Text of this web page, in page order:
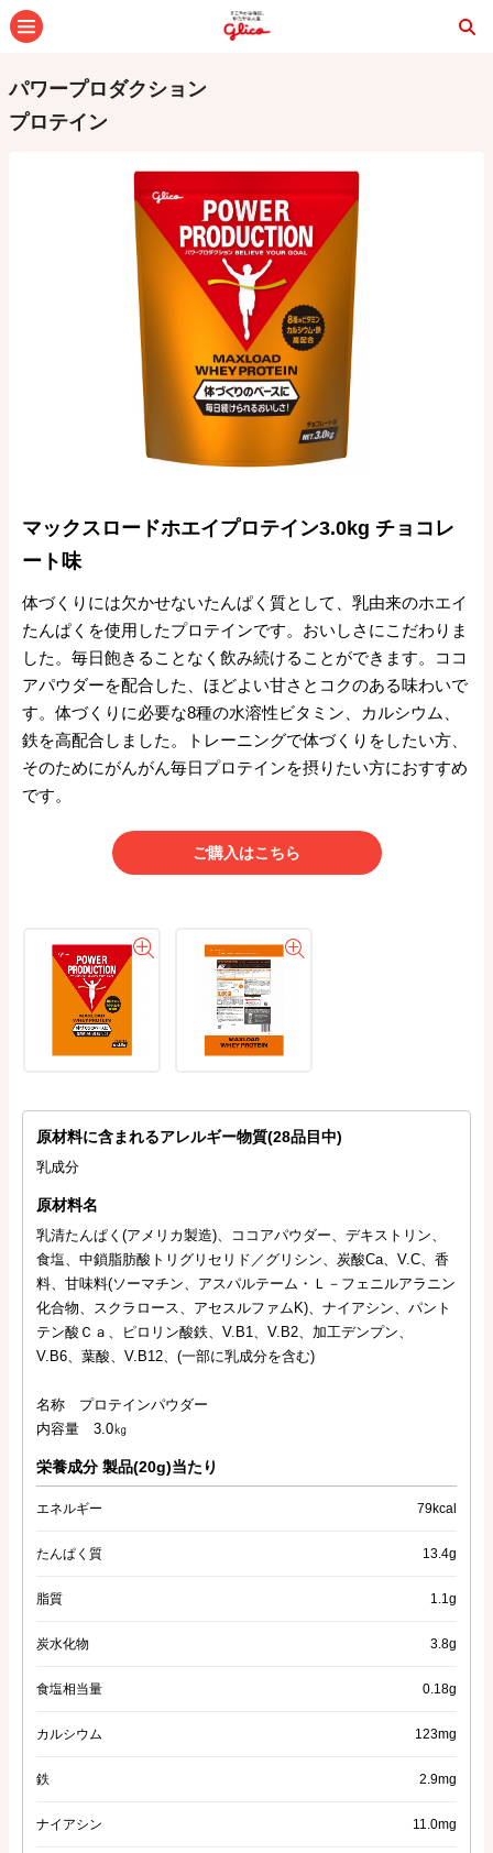
パワープロダクション
プロテイン
マックスロードホエイプロテイン3.0kg チョコレ
ート味
体づくりには欠かせないたんぱく質として、乳由来のホエイ
たんぱくを使用したプロテインです。おいしさにこだわりま
した。毎日飽きることなく飲み続けることができます。ココ
アパウダーを配合した、ほどよい甘さとコクのある味わいで
す。体づくりに必要な8種の水溶性ビタミン、カルシウム、
鉄を高配合しました。トレーニングで体づくりをしたい方、
そのためにがんがん毎日プロテインを摂りたい方におすすめ
です。
ご購入はこちら
原材料に含まれるアレルギー物質(28品目中)
乳成分
原材料名
乳清たんぱく(アメリカ製造)、ココアパウダー、デキストリン、
食塩、中鎖脂肪酸トリグリセリド／グリシン、炭酸Ca、V.C、香
料、甘味料(ソーマチン、アスパルテーム・Ｌ－フェニルアラニン
化合物、スクラロース、アセスルファムK)、ナイアシン、パント
テン酸Ｃａ、ピロリン酸鉄、V.B1、V.B2、加工デンプン、
V.B6、葉酸、V.B12、(一部に乳成分を含む)
名称 プロテインパウダー
内容量 3.0㎏
栄養成分 製品(20g)当たり
エネルギー 79kcal
たんぱく質 13.4g
脂質 1.1g
炭水化物 3.8g
食塩相当量 0.18g
カルシウム 123mg
鉄 2.9mg
ナイアシン 11.0mg